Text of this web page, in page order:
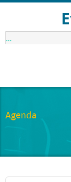
...
Agenda
1:00 am